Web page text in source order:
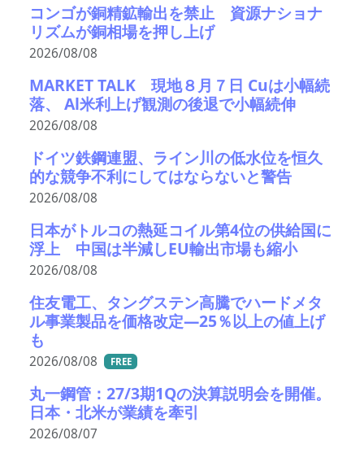
コンゴが銅精鉱輸出を禁止 資源ナショナ
リズムが銅相場を押し上げ
2026/08/08
MARKET TALK 現地８月７日 Cuは小幅続
落、 Al米利上げ観測の後退で小幅続伸
2026/08/08
ドイツ鉄鋼連盟、ライン川の低水位を恒久
的な競争不利にしてはならないと警告
2026/08/08
日本がトルコの熱延コイル第4位の供給国に
浮上 中国は半減しEU輸出市場も縮小
2026/08/08
住友電工、タングステン高騰でハードメタ
ル事業製品を価格改定―25％以上の値上げ
も
2026/08/08 FREE
丸一鋼管：27/3期1Qの決算説明会を開催。
日本・北米が業績を牽引
2026/08/07